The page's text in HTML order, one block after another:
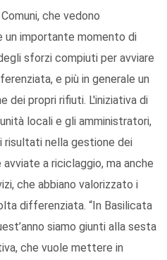
che vedono
un importante momento di
sforzi compiuti per avviare
e più in generale un
dei propri rifiuti. L'iniziativa di
locali e gli amministratori,
risultati nella gestione dei
a riciclaggio, ma anche
che abbiano valorizzato i
differenziata. “In Basilicata
siamo giunti alla sesta
che vuole mettere in